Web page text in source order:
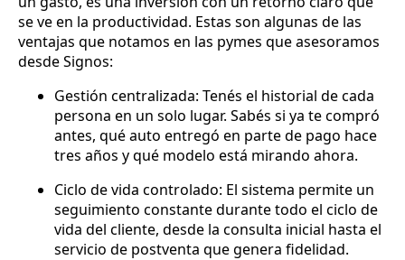
se ve en la productividad. Estas son algunas de las
ventajas que notamos en las pymes que asesoramos
desde Signos:
Gestión centralizada: Tenés el historial de cada
persona en un solo lugar. Sabés si ya te compró
antes, qué auto entregó en parte de pago hace
tres años y qué modelo está mirando ahora.
Ciclo de vida controlado: El sistema permite un
seguimiento constante durante todo el ciclo de
vida del cliente, desde la consulta inicial hasta el
servicio de postventa que genera fidelidad.